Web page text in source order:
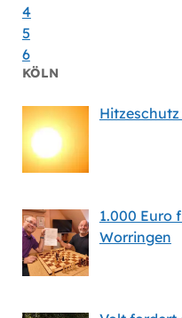
4
5
6
KÖLN
1.000 Euro
Worringen